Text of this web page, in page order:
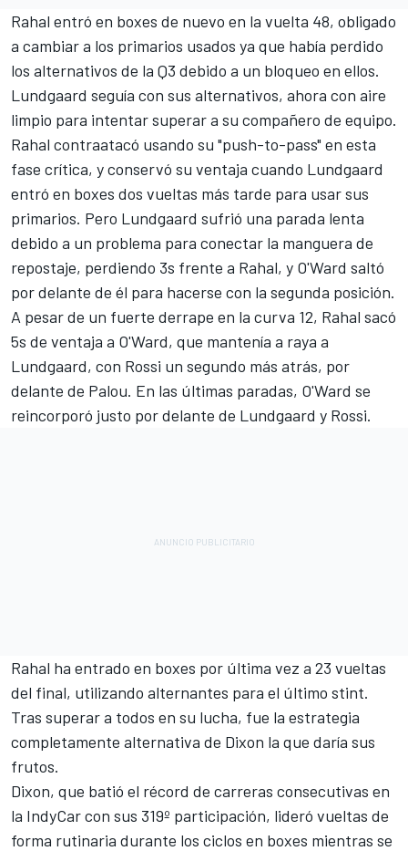
Rahal entró en boxes de nuevo en la vuelta 48, obligado
a cambiar a los primarios usados ya que había perdido
los alternativos de la Q3 debido a un bloqueo en ellos.
Lundgaard seguía con sus alternativos, ahora con aire
limpio para intentar superar a su compañero de equipo.
Rahal contraatacó usando su "push-to-pass" en esta
fase crítica, y conservó su ventaja cuando Lundgaard
entró en boxes dos vueltas más tarde para usar sus
primarios. Pero Lundgaard sufrió una parada lenta
debido a un problema para conectar la manguera de
repostaje, perdiendo 3s frente a Rahal, y O'Ward saltó
por delante de él para hacerse con la segunda posición.
A pesar de un fuerte derrape en la curva 12, Rahal sacó
5s de ventaja a O'Ward, que mantenía a raya a
Lundgaard, con Rossi un segundo más atrás, por
delante de Palou. En las últimas paradas, O'Ward se
reincorporó justo por delante de Lundgaard y Rossi.
Rahal ha entrado en boxes por última vez a 23 vueltas
del final, utilizando alternantes para el último stint.
Tras superar a todos en su lucha, fue la estrategia
completamente alternativa de Dixon la que daría sus
frutos.
Dixon, que batió el récord de carreras consecutivas en
la IndyCar con sus 319º participación, lideró vueltas de
forma rutinaria durante los ciclos en boxes mientras se